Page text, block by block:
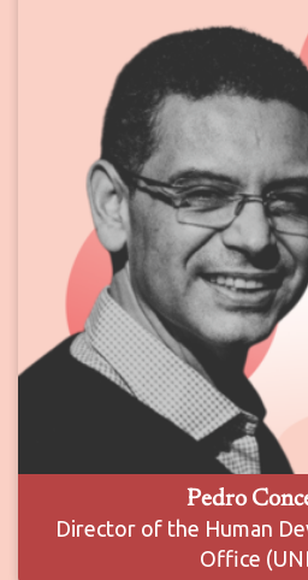
Pedro
Director of the Human
Office